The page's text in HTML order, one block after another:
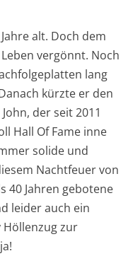
alt. Doch dem
vergönnt. Noch
lang
kürzte er den
der seit 2011
Hall Of Fame inne
solide und
Nachtfeuer von
40 Jahren gebotene
leider auch ein
Höllenzug zur